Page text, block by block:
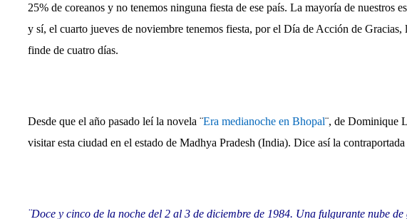
25% de coreanos y no tenemos ninguna fiesta de ese país. La mayoría de nuestros
y sí, el cuarto jueves de noviembre tenemos fiesta, por el Día de Acción de Gracias,
finde de cuatro días.
Desde que el año pasado leí la novela ¨Era medianoche en Bhopal¨, de Dominique
visitar esta ciudad en el estado de Madhya Pradesh (India). Dice así la
¨Doce y cinco de la noche del 2 al 3 de diciembre de 1984. Una fulgurante nube de